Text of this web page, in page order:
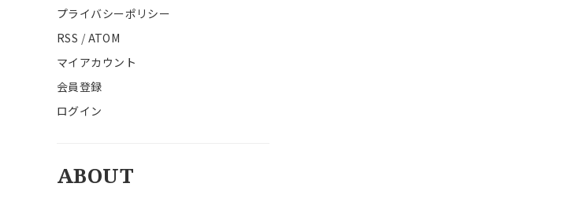
プライバシーポリシー
RSS / ATOM
マイアカウント
会員登録
ログイン
ABOUT